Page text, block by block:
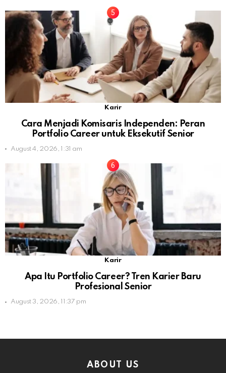
Karir
Cara Menjadi Komisaris Independen: Peran
Portfolio Career untuk Eksekutif Senior
August 4, 2026, 1:31 am
Karir
Apa Itu Portfolio Career? Tren Karier Baru
Profesional Senior
August 3, 2026, 11:37 pm
ABOUT US